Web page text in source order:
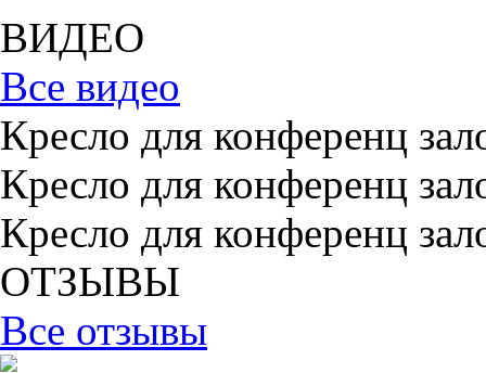
ВИДЕО
Все видео
Кресло для конференц
Кресло для конференц
Кресло для конференц
ОТЗЫВЫ
Все отзывы